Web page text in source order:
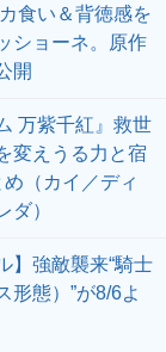
食い＆背徳感を
ショーネ。原作
開
万紫千紅』救世
変えうる力と宿
（カイ／ディ
ダ）
】強敵襲来“騎士
形態）”が8/6よ